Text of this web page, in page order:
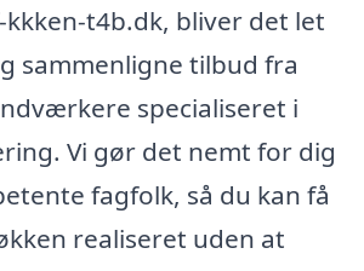
t4b.dk, bliver det let
sammenligne tilbud fra
specialiseret i
Vi gør det nemt for dig
fagfolk, så du kan få
realiseret uden at